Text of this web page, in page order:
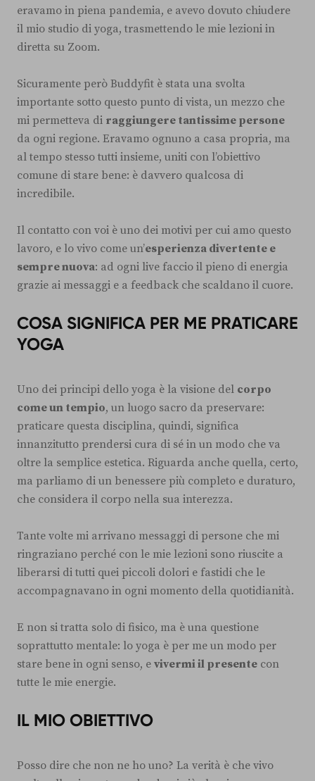
eravamo in piena pandemia, e avevo dovuto chiudere
il mio studio di yoga, trasmettendo le mie lezioni in
diretta su Zoom.
Sicuramente però Buddyfit è stata una svolta
importante sotto questo punto di vista, un mezzo che
mi permetteva di raggiungere tantissime persone
da ogni regione. Eravamo ognuno a casa propria, ma
al tempo stesso tutti insieme, uniti con l’obiettivo
comune di stare bene: è davvero qualcosa di
incredibile.
Il contatto con voi è uno dei motivi per cui amo questo
lavoro, e lo vivo come un’esperienza divertente e
sempre nuova: ad ogni live faccio il pieno di energia
grazie ai messaggi e a feedback che scaldano il cuore.
COSA SIGNIFICA PER ME PRATICARE
YOGA
Uno dei principi dello yoga è la visione del corpo
come un tempio, un luogo sacro da preservare:
praticare questa disciplina, quindi, significa
innanzitutto prendersi cura di sé in un modo che va
oltre la semplice estetica. Riguarda anche quella, certo,
ma parliamo di un benessere più completo e duraturo,
che considera il corpo nella sua interezza.
Tante volte mi arrivano messaggi di persone che mi
ringraziano perché con le mie lezioni sono riuscite a
liberarsi di tutti quei piccoli dolori e fastidi che le
accompagnavano in ogni momento della quotidianità.
E non si tratta solo di fisico, ma è una questione
soprattutto mentale: lo yoga è per me un modo per
stare bene in ogni senso, e vivermi il presente con
tutte le mie energie.
IL MIO OBIETTIVO
Posso dire che non ne ho uno? La verità è che vivo